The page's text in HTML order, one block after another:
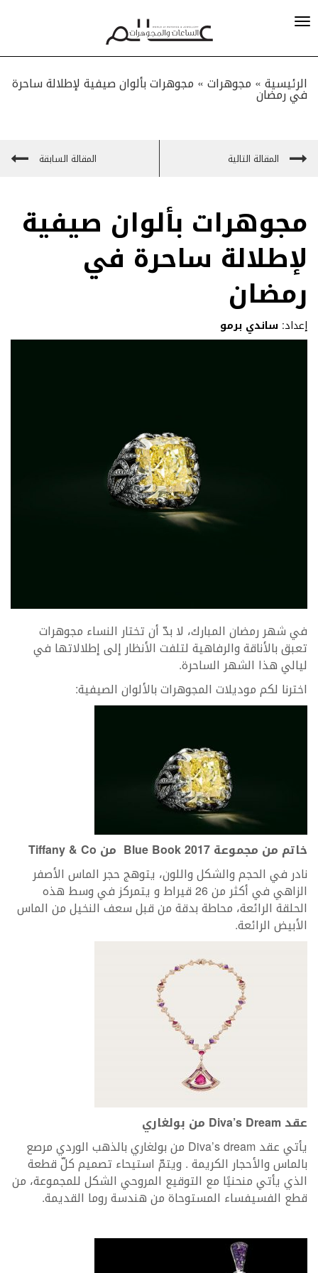
الرئيسية » مجوهرات» مجوهرات بألوان صيفية لإطلالة ساحرة
في رمضان
المقالة التالية المقالة السابقة
مجوهرات بألوان صيفية
لإطلالة ساحرة في
رمضان
إعداد: ساندي برمو
في شهر رمضان المبارك، لا بدّ أن تختار النساء مجوهرات
تعبق بالأناقة والرفاهية لتلفت الأنظار إلى إطلالاتها في
ليالي هذا الشهر الساحرة.
اخترنا لكم موديلات المجوهرات بالألوان الصيفية:
خاتم من مجموعة Blue Book 2017 من Tiffany & Co
نادر في الحجم والشكل واللون، يتوهج حجر الماس الأصفر
الزاهي في أكثر من 26 قيراط و يتمركز في وسط هذه
الحلقة الرائعة، محاطة بدقة من قبل سعف النخيل من الماس
الأبيض الرائعة.
عقد Diva’s Dream من بولغاري
يأتي عقد Diva’s dream من بولغاري بالذهب الوردي مرصع
بالماس والأحجار الكريمة . ويتمّ استيحاء تصميم كلّ قطعة
الذي يأتي منحنيًا مع التوقيع المروحي الشكل للمجموعة، من
قطع الفسيفساء المستوحاة من هندسة روما القديمة.